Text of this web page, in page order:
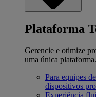
Plataforma
Gerencie e otimize
uma única plataforma.
Para equipes
dispositivos